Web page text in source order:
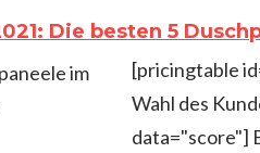
Die besten 5
[pricingtable
Wahl des
data="score"]